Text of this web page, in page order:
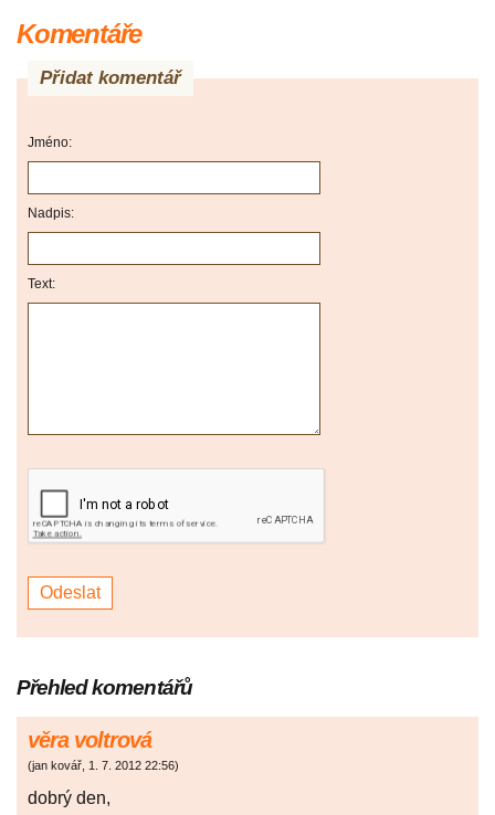
Komentáře
Přidat komentář
Jméno:
Nadpis:
Text:
Přehled komentářů
věra voltrová
(jan kovář, 1. 7. 2012 22:56)
dobrý den,